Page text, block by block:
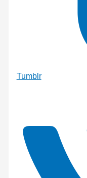
Tumblr